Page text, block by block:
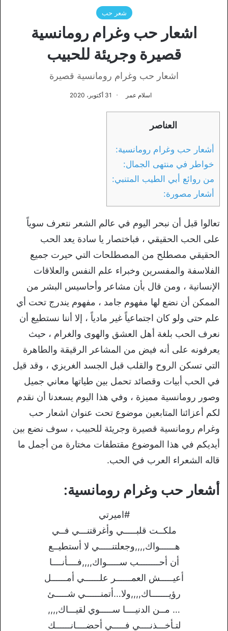
شعر حب
اشعار حب وغرام رومانسية
قصيرة وجريئة للحبيب
اشعار حب وغرام رومانسية قصيرة
اسلام عمر 31 أكتوبر، 2020
العناصر
أشعار حب وغرام رومانسية:
خواطر في منتهى الجمال:
من روائع أبي الطيب المتنبي:
أشعار مصورة:
تعالوا قبل أن نبحر اليوم في عالم الشعر نتعرف سوياً
على الحب الحقيقي ، فباختصار يا سادة يعد الحب
الحقيقي مصطلح من المصطلحات التي حيرت جميع
الفلاسفة والمفسرين وخبراء علم النفس والعلاقات
الإنسانية ، ومن قال بأن مشاعر وأحاسيس البشر من
الممكن أن نضع لها مفهوم جامد ، مفهوم يندرج تحت أي
علم حتى ولو كان اجتماعياً غير مادياً ، إلا أننا نستطيع أن
نعرف الحب بلغة أهل العشق والهوى والغرام ، حيث
يعرفونه على أنه فيض من المشاعر الرقيقة والطاهرة
التي تسكن الروح والقلب قبل الجسد الغريزي ، وقد قيل
في الحب أبيات وقصائد تحمل بين طياتها معاني جميل
وصور رومانسية مميزة ، وفي هذا اليوم يسعدنا أن نقدم
لكم أعزائنا المتابعين موضوع تحت عنوان اشعار حب
وغرام رومانسية قصيرة وجريئة للحبيب ، سوف نضع بين
أيديكم في هذا الموضوع مقتطفات مختارة من أجمل ما
قاله الشعراء العرب في الحب.
أشعار حب وغرام رومانسية:
#اميرتي
ﻣﻠﻜــﺖ ﻗﻠﺒـــــﻲ ﻭﺃﻏﺮﻗﺘﻨـــﻲ ﻓــﻲ
ﻫــــــﻮﺍﻙ,,,,ﻭﺟﻌﻠﺘﻨـــــﻲ ﻻ ﺃﺳﺘﻄﻴــﻊ
ﺃﻥ ﺃﺣــــــــﺐ ﺳـــــﻮﺍﻙ,,,,ﻓــــﺄﻧــــﺎ
ﺃﻋﻴـــــﺶ ﺍﻟﻌﻤــــــﺮ ﻋﻠــــــﻲ ﺃﻣــــــﻞ
ﺭﺅﻳـــــــﺎﻙ,,,,ﻭﻻ…ﺃﺗﻤﻨــــــﻲ ﺷـــــﺊ
… ﻣــﻦ ﺍﻟﺪﻧﻴــــﺎ ﺳـــــﻮﻱ ﻟﻘﻴـــﺎﻙ,,,,
ﻟﺘـﺄﺧـــﺬﻧــــﻲ ﻓـــــﻲ ﺃﺣﻀــــﺎﻧــــــﻚ